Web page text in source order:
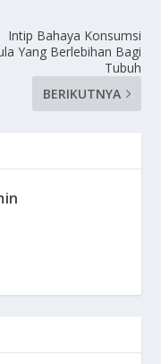
Intip Bahaya Konsumsi
Yang Berlebihan Bagi
Tubuh
BERIKUTNYA